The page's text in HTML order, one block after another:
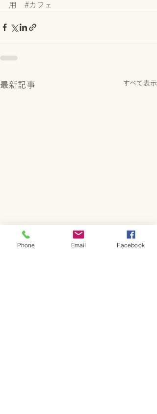
用
#カフェ
最新記事 すべて表示
Phone Email Facebook